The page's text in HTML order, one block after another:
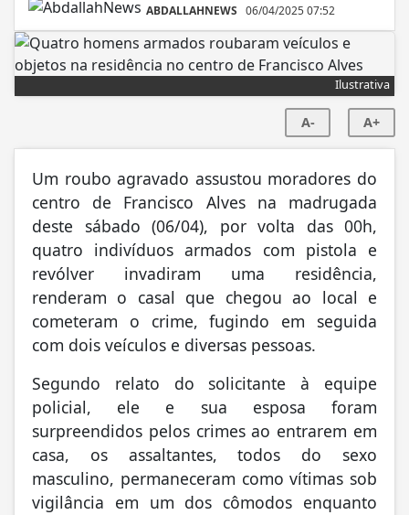
ABDALLAHNEWS 06/04/2025 07:52
Ilustrativa
A- A+
Um roubo agravado assustou moradores do
centro de Francisco Alves na madrugada
deste sábado (06/04), por volta das 00h,
quatro indivíduos armados com pistola e
revólver invadiram uma residência,
renderam o casal que chegou ao local e
cometeram o crime, fugindo em seguida
com dois veículos e diversas pessoas.
Segundo relato do solicitante à equipe
policial, ele e sua esposa foram
surpreendidos pelos crimes ao entrarem em
casa, os assaltantes, todos do sexo
masculino, permaneceram como vítimas sob
vigilância em um dos cômodos enquanto